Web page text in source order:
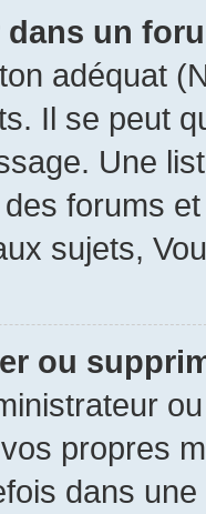
un
adéquat
Il se peut
Une
forums
sujets,
ou
propres
dans